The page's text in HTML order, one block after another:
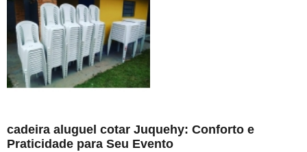
cadeira aluguel cotar Juquehy: Conforto e
Praticidade para Seu Evento